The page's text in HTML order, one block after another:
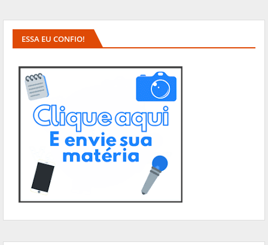
ESSA EU CONFIO!